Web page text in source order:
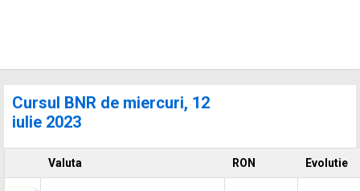
Cursul BNR de miercuri, 12
iulie 2023
Valuta RON Evolutie